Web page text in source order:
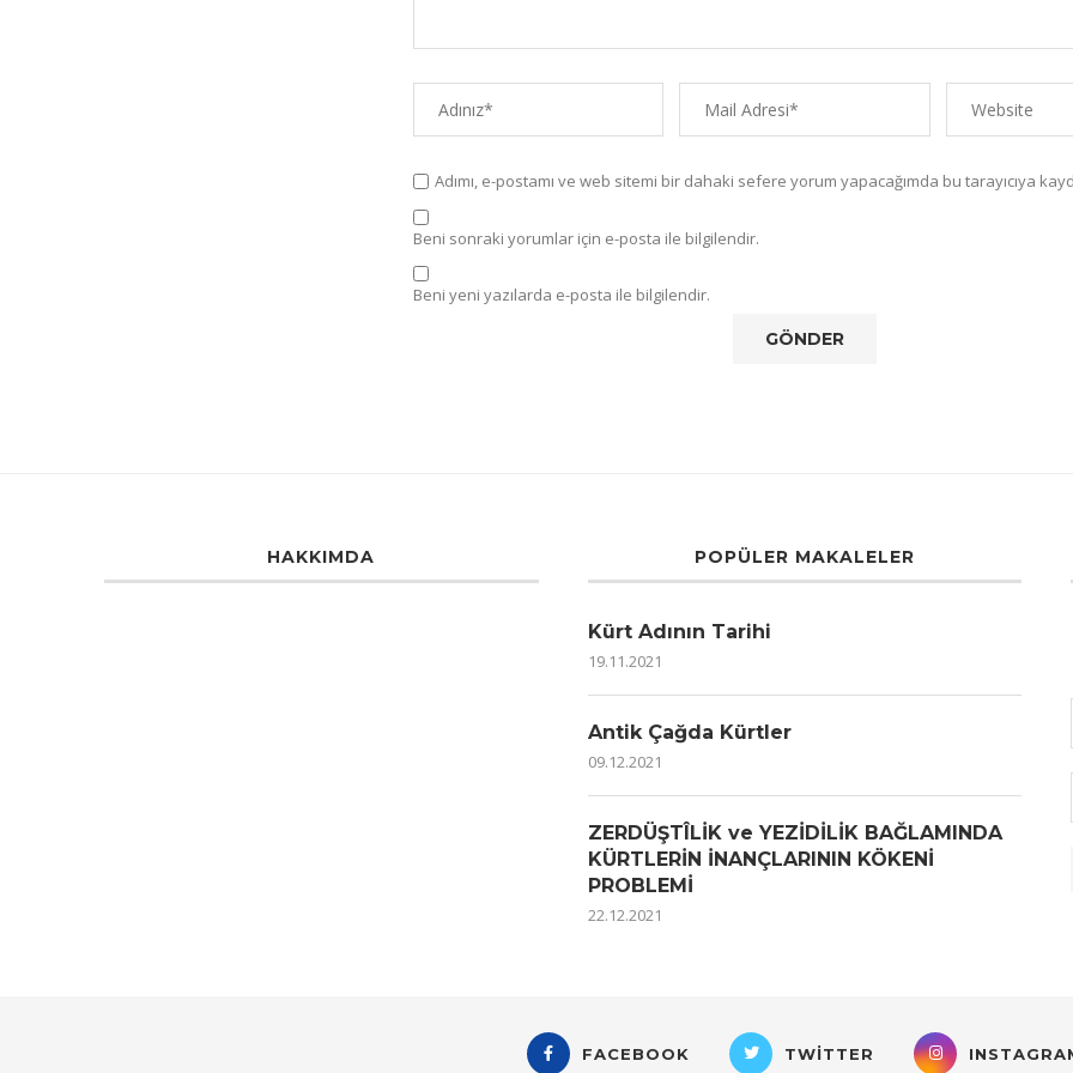
Adımı, e-postamı ve web sitemi bir dahaki sefere yorum yapacağımda bu tarayıcıya
Beni sonraki yorumlar için e-posta ile bilgilendir.
Beni yeni yazılarda e-posta ile bilgilendir.
HAKKIMDA POPÜLER MAKALELER
Kürt Adının Tarihi
19.11.2021
Antik Çağda Kürtler
09.12.2021
ZERDÜŞTÎLİK ve YEZİDİLİK BAĞLAMINDA
KÜRTLERİN İNANÇLARININ KÖKENİ
PROBLEMİ
22.12.2021
FACEBOOK TWITTER